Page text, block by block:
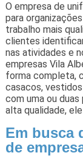
O empresa de
para
trabalho mais
clientes
nas atividades e
empresas Vila
forma completa,
casacos,
com uma ou
alta qualidade,
Em busca
de